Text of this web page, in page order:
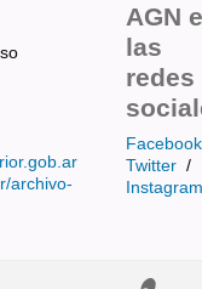
archivo-
AGN
las
redes
Facebook
Twitter /
Instagram